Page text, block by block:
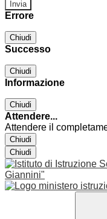
Errore
Chiudi
Successo
Chiudi
Informazione
Chiudi
Attendere...
Attendere il
Chiudi
Chiudi